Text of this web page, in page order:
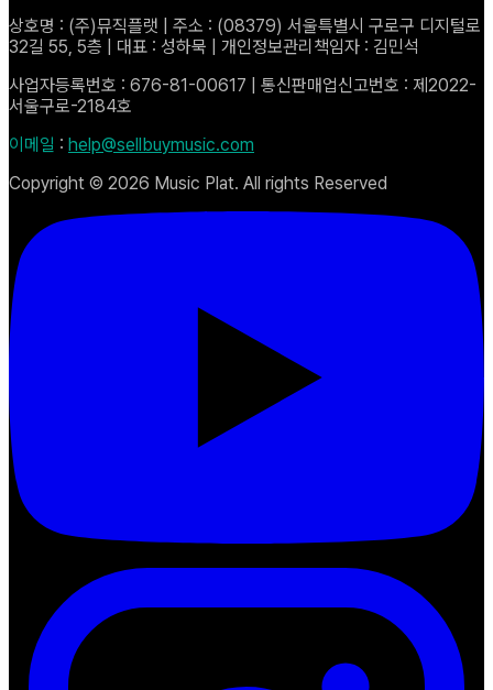
상호명 : (주)뮤직플랫 | 주소 : (08379) 서울특별시 구로구 디지털로
32길 55, 5층 | 대표 : 성하묵 | 개인정보관리책임자 : 김민석
사업자등록번호 : 676-81-00617 | 통신판매업신고번호 : 제2022-
서울구로-2184호
이메일 : help@sellbuymusic.com
Copyright © 2026 Music Plat. All rights Reserved